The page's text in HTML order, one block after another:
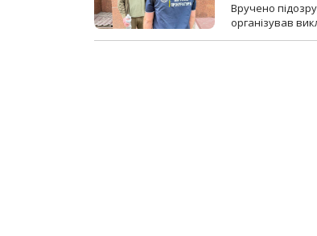
Вручено
організував